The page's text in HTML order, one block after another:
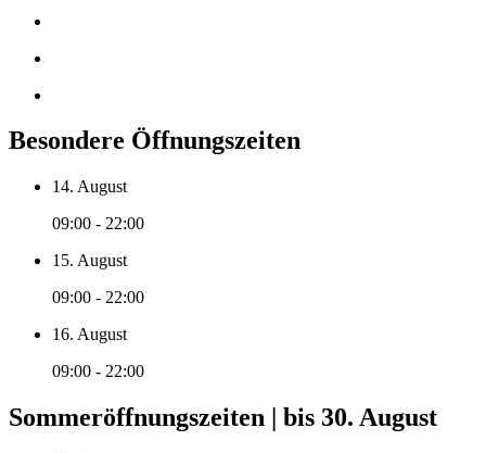
Besondere Öffnungszeiten
14. August
09:00 - 22:00
15. August
09:00 - 22:00
16. August
09:00 - 22:00
Sommeröffnungszeiten | bis 30. August